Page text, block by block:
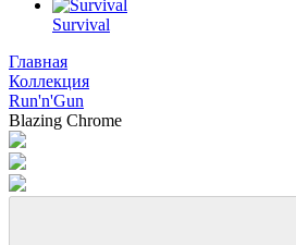
Survival
Главная
Коллекция
Run'n'Gun
Blazing Chrome